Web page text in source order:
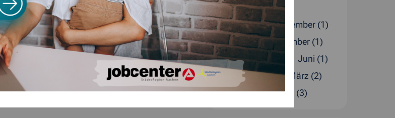
2016
Dezember (5)
November (1)
Oktober (1)
September (1)
August (4)
Juli (2)
Juni (1)
Mai (1)
April (4)
März (2)
Februar (4)
Januar (3)